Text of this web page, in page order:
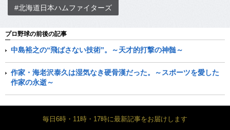
#北海道日本ハムファイターズ
プロ野球の前後の記事
中島裕之の“飛ばさない技術”。～天才的打撃の神髄～
作家・海老沢泰久は湿気なき硬骨漢だった。～スポーツを愛した
作家の永逝～
毎日6時・11時・17時に最新記事をお届けします